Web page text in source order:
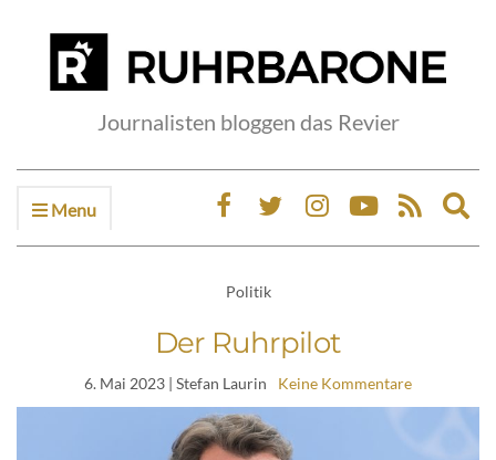
Journalisten bloggen das Revier
Menu
Politik
Der Ruhrpilot
6. Mai 2023 | Stefan Laurin Keine Kommentare